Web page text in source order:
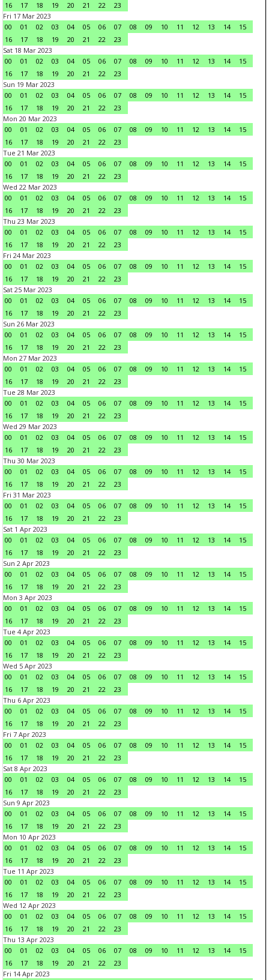
16 17 18 19 20 21 22
23
Fri 17 Mar 2023
00
01 02 03 04 05 06 07 08 09 10 11 12 13 14
15
16
17 18 19 20 21 22
23
Sat 18 Mar 2023
00
01 02 03 04 05 06 07 08 09 10 11 12 13 14
15
16
17 18 19 20 21 22
23
Sun 19 Mar 2023
00
01 02 03 04 05 06 07 08 09 10 11 12 13 14
15
16
17 18 19 20 21 22
23
Mon 20 Mar 2023
00
01 02 03 04 05 06 07 08 09 10 11 12 13 14
15
16
17 18 19 20 21 22
23
Tue 21 Mar 2023
00
01 02 03 04 05 06 07 08 09 10 11 12 13 14
15
16
17 18 19 20 21 22
23
Wed 22 Mar 2023
00
01 02 03 04 05 06 07 08 09 10 11 12 13 14
15
16
17 18 19 20 21 22
23
Thu 23 Mar 2023
00
01 02 03 04 05 06 07 08 09 10 11 12 13 14
15
16
17 18 19 20 21 22
23
Fri 24 Mar 2023
00
01 02 03 04 05 06 07 08 09 10 11 12 13 14
15
16
17 18 19 20 21 22
23
Sat 25 Mar 2023
00
01 02 03 04 05 06 07 08 09 10 11 12 13 14
15
16
17 18 19 20 21 22
23
Sun 26 Mar 2023
00
01 02 03 04 05 06 07 08 09 10 11 12 13 14
15
16
17 18 19 20 21 22
23
Mon 27 Mar 2023
00
01 02 03 04 05 06 07 08 09 10 11 12 13 14
15
16
17 18 19 20 21 22
23
Tue 28 Mar 2023
00
01 02 03 04 05 06 07 08 09 10 11 12 13 14
15
16
17 18 19 20 21 22
23
Wed 29 Mar 2023
00
01 02 03 04 05 06 07 08 09 10 11 12 13 14
15
16
17 18 19 20 21 22
23
Thu 30 Mar 2023
00
01 02 03 04 05 06 07 08 09 10 11 12 13 14
15
16
17 18 19 20 21 22
23
Fri 31 Mar 2023
00
01 02 03 04 05 06 07 08 09 10 11 12 13 14
15
16
17 18 19 20 21 22
23
Sat 1 Apr 2023
00
01 02 03 04 05 06 07 08 09 10 11 12 13 14
15
16
17 18 19 20 21 22
23
Sun 2 Apr 2023
00
01 02 03 04 05 06 07 08 09 10 11 12 13 14
15
16
17 18 19 20 21 22
23
Mon 3 Apr 2023
00
01 02 03 04 05 06 07 08 09 10 11 12 13 14
15
16
17 18 19 20 21 22
23
Tue 4 Apr 2023
00
01 02 03 04 05 06 07 08 09 10 11 12 13 14
15
16
17 18 19 20 21 22
23
Wed 5 Apr 2023
00
01 02 03 04 05 06 07 08 09 10 11 12 13 14
15
16
17 18 19 20 21 22
23
Thu 6 Apr 2023
00
01 02 03 04 05 06 07 08 09 10 11 12 13 14
15
16
17 18 19 20 21 22
23
Fri 7 Apr 2023
00
01 02 03 04 05 06 07 08 09 10 11 12 13 14
15
16
17 18 19 20 21 22
23
Sat 8 Apr 2023
00
01 02 03 04 05 06 07 08 09 10 11 12 13 14
15
16
17 18 19 20 21 22
23
Sun 9 Apr 2023
00
01 02 03 04 05 06 07 08 09 10 11 12 13 14
15
16
17 18 19 20 21 22
23
Mon 10 Apr 2023
00
01 02 03 04 05 06 07 08 09 10 11 12 13 14
15
16
17 18 19 20 21 22
23
Tue 11 Apr 2023
00
01 02 03 04 05 06 07 08 09 10 11 12 13 14
15
16
17 18 19 20 21 22
23
Wed 12 Apr 2023
00
01 02 03 04 05 06 07 08 09 10 11 12 13 14
15
16
17 18 19 20 21 22
23
Thu 13 Apr 2023
00
01 02 03 04 05 06 07 08 09 10 11 12 13 14
15
16
17 18 19 20 21 22
23
Fri 14 Apr 2023